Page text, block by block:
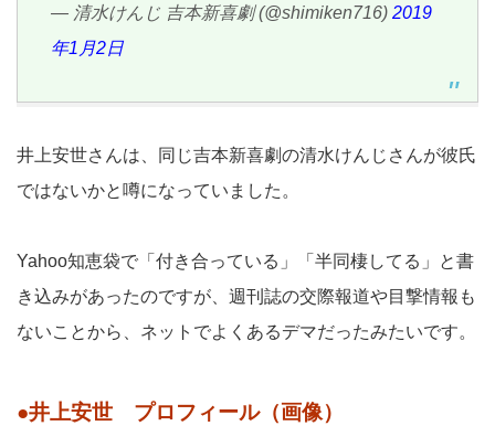
— 清水けんじ 吉本新喜劇 (@shimiken716) 2019
年1月2日
井上安世さんは、同じ吉本新喜劇の清水けんじさんが彼氏
ではないかと噂になっていました。
Yahoo知恵袋で「付き合っている」「半同棲してる」と書
き込みがあったのですが、週刊誌の交際報道や目撃情報も
ないことから、ネットでよくあるデマだったみたいです。
●井上安世 プロフィール（画像）